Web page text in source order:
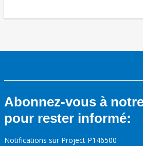
Abonnez-vous à
pour rester informé:
Notifications sur Project P146500